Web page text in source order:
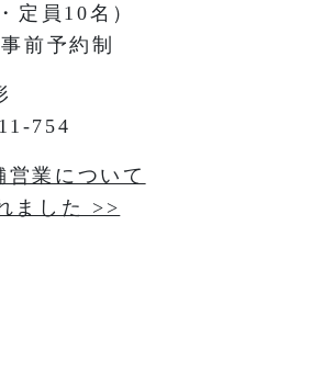
定員10名）
前予約制
754
業について
ました >>